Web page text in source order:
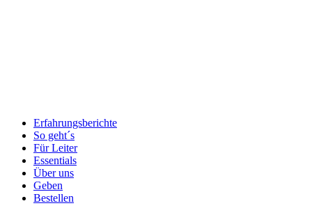
Erfahrungsberichte
So geht´s
Für Leiter
Essentials
Über uns
Geben
Bestellen